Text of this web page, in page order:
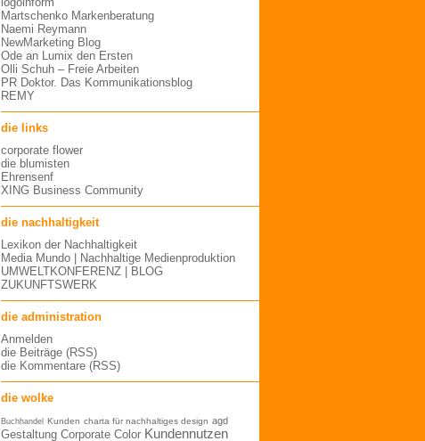
Martschenko Markenberatung
Naemi Reymann
NewMarketing Blog
Ode an Lumix den Ersten
Olli Schuh – Freie Arbeiten
PR Doktor. Das Kommunikationsblog
REMY
die links
corporate flower
die blumisten
Ehrensenf
XING Business Community
die nachhaltigkeit
Lexikon der Nachhaltigkeit
Media Mundo | Nachhaltige Medienproduktion
UMWELTKONFERENZ | BLOG
ZUKUNFTSWERK
die administration
Anmelden
die Beiträge (RSS)
die Kommentare (RSS)
die wolke
Buchhandel Kunden charta für nachhaltiges design agd
Gestaltung Corporate Color Kundennutzen